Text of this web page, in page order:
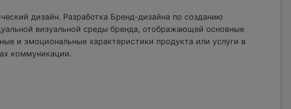
дизайн. Разработка Бренд-дизайна по созданию
визуальной среды бренда, отображающей основные
и эмоциональные характеристики продукта или услуги в
коммуникации.